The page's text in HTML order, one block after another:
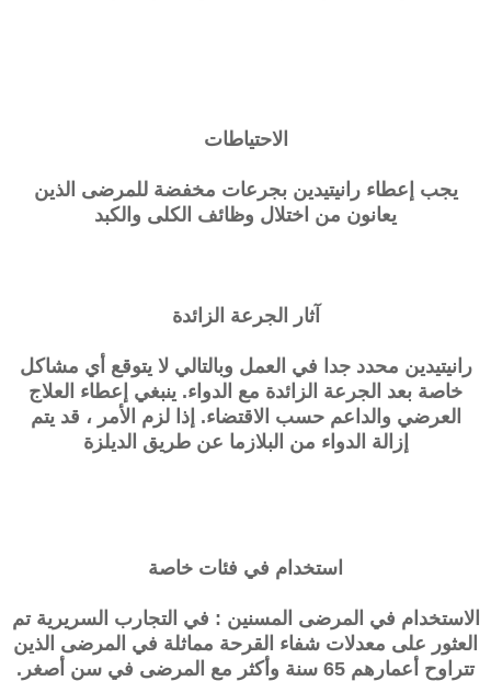
الاحتياطات
يجب إعطاء رانيتيدين بجرعات مخفضة للمرضى الذين
يعانون من اختلال وظائف الكلى والكبد
آثار الجرعة الزائدة
رانيتيدين محدد جدا في العمل وبالتالي لا يتوقع أي مشاكل
خاصة بعد الجرعة الزائدة مع الدواء. ينبغي إعطاء العلاج
العرضي والداعم حسب الاقتضاء. إذا لزم الأمر ، قد يتم
إزالة الدواء من البلازما عن طريق الديلزة
استخدام في فئات خاصة
الاستخدام في المرضى المسنين : في التجارب السريرية تم
العثور على معدلات شفاء القرحة مماثلة في المرضى الذين
تتراوح أعمارهم 65 سنة وأكثر مع المرضى في سن أصغر.